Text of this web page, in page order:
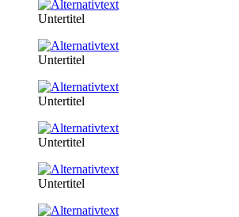
Untertitel
Untertitel
Untertitel
Untertitel
Untertitel